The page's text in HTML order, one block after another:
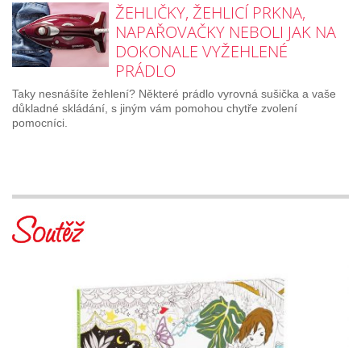
ŽEHLIČKY, ŽEHLICÍ PRKNA,
NAPAŘOVAČKY NEBOLI JAK NA
DOKONALE VYŽEHLENÉ
PRÁDLO
Taky nesnášíte žehlení? Některé prádlo vyrovná sušička a vaše
důkladné skládání, s jiným vám pomohou chytře zvolení
pomocníci.